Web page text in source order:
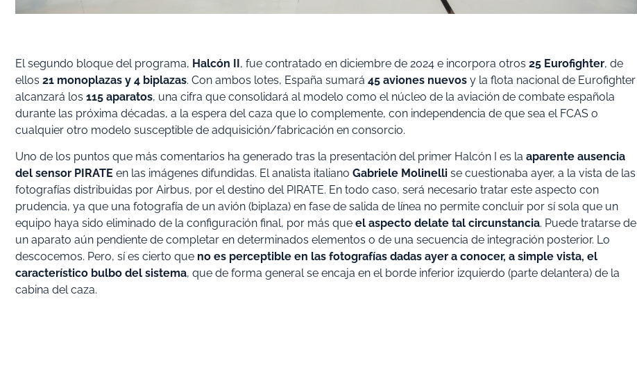
El segundo bloque del programa, Halcón II, fue contratado en diciembre de 2024 e incorpora otros 25 Eurofighter, de
ellos 21 monoplazas y 4 biplazas. Con ambos lotes, España sumará 45 aviones nuevos y la flota nacional de Eurofighter
alcanzará los 115 aparatos, una cifra que consolidará al modelo como el núcleo de la aviación de combate española
durante las próxima décadas, a la espera del caza que lo complemente, con independencia de que sea el FCAS o
cualquier otro modelo susceptible de adquisición/fabricación en consorcio.
Uno de los puntos que más comentarios ha generado tras la presentación del primer Halcón I es la aparente ausencia
del sensor PIRATE en las imágenes difundidas. El analista italiano Gabriele Molinelli se cuestionaba ayer, a la vista de las
fotografías distribuidas por Airbus, por el destino del PIRATE. En todo caso, será necesario tratar este aspecto con
prudencia, ya que una fotografía de un avión (biplaza) en fase de salida de línea no permite concluir por sí sola que un
equipo haya sido eliminado de la configuración final, por más que el aspecto delate tal circunstancia. Puede tratarse de
un aparato aún pendiente de completar en determinados elementos o de una secuencia de integración posterior. Lo
descocemos. Pero, sí es cierto que no es perceptible en las fotografías dadas ayer a conocer, a simple vista, el
característico bulbo del sistema, que de forma general se encaja en el borde inferior izquierdo (parte delantera) de la
cabina del caza.